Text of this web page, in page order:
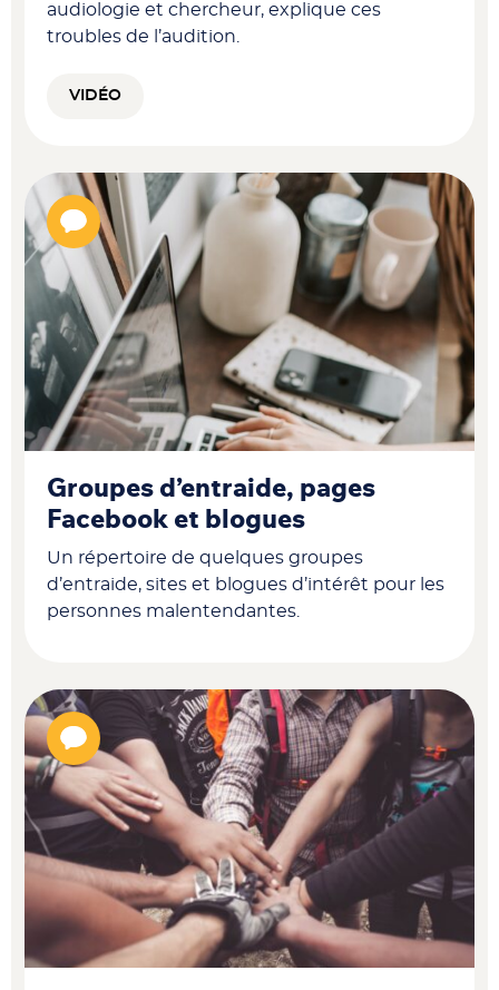
audiologie et chercheur, explique ces
troubles de l’audition.
VIDÉO
Groupes d’entraide, pages
Facebook et blogues
Un répertoire de quelques groupes
d’entraide, sites et blogues d’intérêt pour les
personnes malentendantes.